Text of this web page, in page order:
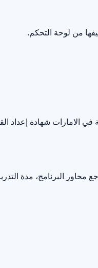
من لوحة التحكم.
في الامارات شهادة إعداد
البرنامج، مدة